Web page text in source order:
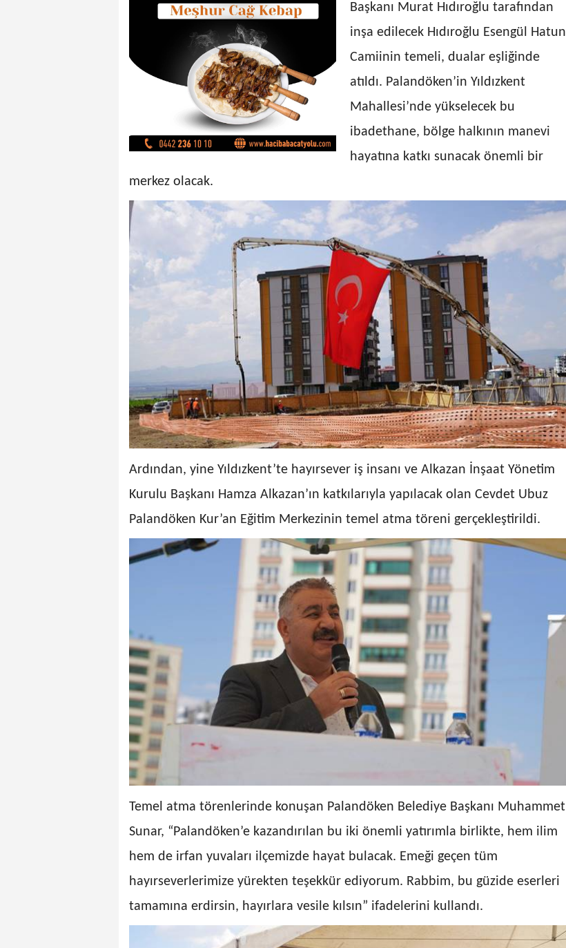
Başkanı Murat Hıdıroğlu tarafından
inşa edilecek Hıdıroğlu Esengül Hatun
Camiinin temeli, dualar eşliğinde
atıldı. Palandöken’in Yıldızkent
Mahallesi’nde yükselecek bu
ibadethane, bölge halkının manevi
hayatına katkı sunacak önemli bir
merkez olacak.
Ardından, yine Yıldızkent’te hayırsever iş insanı ve Alkazan İnşaat Yönetim
Kurulu Başkanı Hamza Alkazan’ın katkılarıyla yapılacak olan Cevdet Ubuz
Palandöken Kur’an Eğitim Merkezinin temel atma töreni gerçekleştirildi.
Temel atma törenlerinde konuşan Palandöken Belediye Başkanı Muhammet
Sunar, “Palandöken’e kazandırılan bu iki önemli yatırımla birlikte, hem ilim
hem de irfan yuvaları ilçemizde hayat bulacak. Emeği geçen tüm
hayırseverlerimize yürekten teşekkür ediyorum. Rabbim, bu güzide eserleri
tamamına erdirsin, hayırlara vesile kılsın” ifadelerini kullandı.